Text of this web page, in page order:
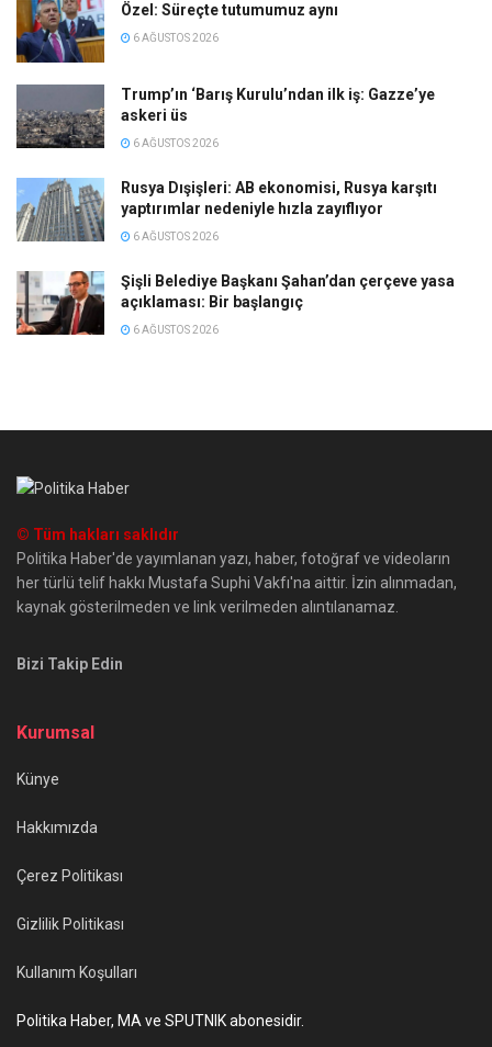
Özel: Süreçte tutumumuz aynı
6 AĞUSTOS 2026
Trump’ın ‘Barış Kurulu’ndan ilk iş: Gazze’ye
askeri üs
6 AĞUSTOS 2026
Rusya Dışişleri: AB ekonomisi, Rusya karşıtı
yaptırımlar nedeniyle hızla zayıflıyor
6 AĞUSTOS 2026
Şişli Belediye Başkanı Şahan’dan çerçeve yasa
açıklaması: Bir başlangıç
6 AĞUSTOS 2026
© Tüm hakları saklıdır
Politika Haber'de yayımlanan yazı, haber, fotoğraf ve videoların
her türlü telif hakkı Mustafa Suphi Vakfı'na aittir. İzin alınmadan,
kaynak gösterilmeden ve link verilmeden alıntılanamaz.
Bizi Takip Edin
Kurumsal
Künye
Hakkımızda
Çerez Politikası
Gizlilik Politikası
Kullanım Koşulları
Politika Haber, MA ve SPUTNIK abonesidir.